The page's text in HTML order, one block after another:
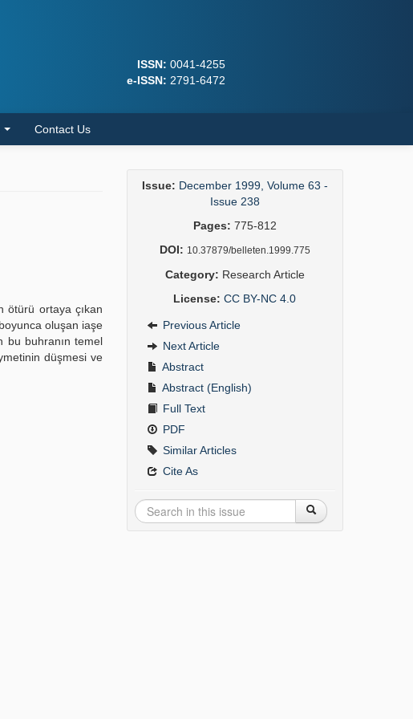
ISSN: 0041-4255
e-ISSN: 2791-6472
Contact Us
ötürü ortaya çıkan
oluşan iaşe
bu buhranın temel
düşmesi ve
Issue: December 1999, Volume 63 -
Issue 238
Pages: 775-812
DOI: 10.37879/belleten.1999.775
Category: Research Article
License: CC BY-NC 4.0
Previous Article
Next Article
Abstract
Abstract (English)
Full Text
PDF
Similar Articles
Cite As